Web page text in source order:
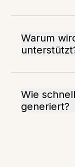
Warum
Wie
generiert?